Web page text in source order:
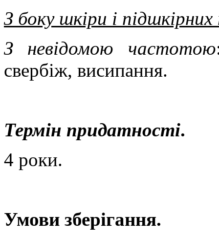
З боку шкіри і
З невідомою частотою
свербіж, висипання.
Термін придатності.
4 роки.
Умови зберігання.